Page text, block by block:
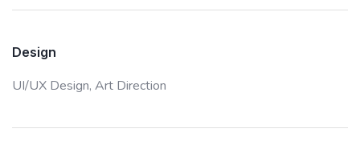
Design
UI/UX Design, Art Direction